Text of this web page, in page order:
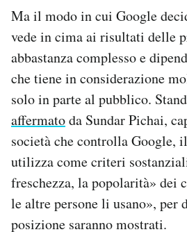
Ma il modo in cui Google
vede in cima ai risultati delle
abbastanza complesso e
che tiene in considerazione
solo in parte al pubblico.
affermatoda Sundar Pichai,
società che controlla Google,
utilizza come criteri
freschezza, la popolarità» dei
le altre persone li usano», per
posizione saranno mostrati.